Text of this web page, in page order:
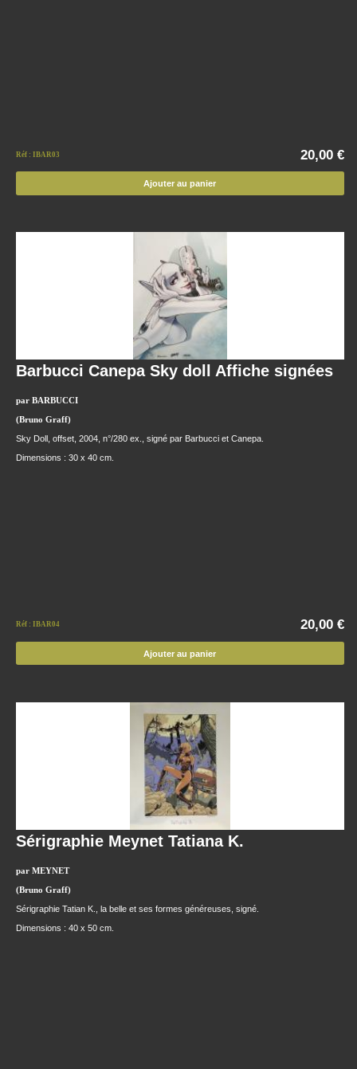
Réf : IBAR03 20,00 €
Ajouter au panier
Barbucci Canepa Sky doll Affiche signées
par BARBUCCI
(Bruno Graff)
Sky Doll, offset, 2004, n°/280 ex., signé par Barbucci et Canepa.
Dimensions : 30 x 40 cm.
Réf : IBAR04 20,00 €
Ajouter au panier
Sérigraphie Meynet Tatiana K.
par MEYNET
(Bruno Graff)
Sérigraphie Tatian K., la belle et ses formes généreuses, signé.
Dimensions : 40 x 50 cm.